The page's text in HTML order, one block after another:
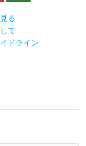
る
て
ドライン